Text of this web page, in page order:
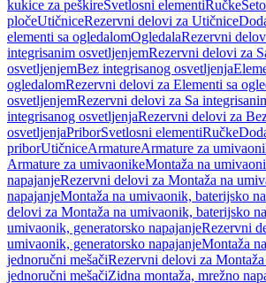
kukice za peškireSvetlosni elementiRučke
pločeUtičniceRezervni delovi za Utičnice
elementi sa ogledalomOgledalaRezervni
integrisanim osvetljenjemRezervni delovi za
osvetljenjemBez integrisanog osvetljenja
ogledalomRezervni delovi za Elementi sa
osvetljenjemRezervni delovi za Sa
integrisanog osvetljenjaRezervni delovi za
osvetljenjaPriborSvetlosni elementiRučke
priborUtičniceArmatureArmature za
Armature za umivaonikeMontaža na
napajanjeRezervni delovi za Montaža na
napajanjeMontaža na umivaonik, baterijsko
delovi za Montaža na umivaonik, baterijsko
umivaonik, generatorsko napajanjeRezervni
umivaonik, generatorsko napajanjeMontaža
jednoručni mešačiRezervni delovi za
jednoručni mešačiZidna montaža, mrežno